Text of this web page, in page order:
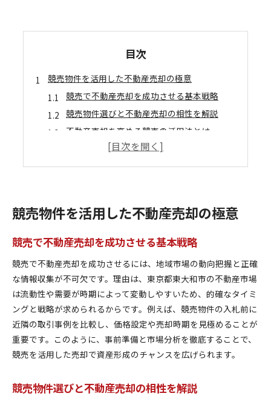
目次
競売物件を活用した不動産売却の極意
競売で不動産売却を成功させる基本戦略
競売物件選びと不動産売却の相性を解説
不動産売却を高める競売の活用法とは
競売の仕組みを知り不動産売却力を強化
不動産売却時に役立つ競売のメリット整理
東大和市の競売活用で不動産売却を強化
資産形成に役立つ不動産売却のコツを紹介
競売物件を生かした資産形成の進め方
東大和市での不動産売却を資産運用に活用
競売を活用した資産形成の現実的アプローチ
不動産売却に競売を利用する際の注意点
競売を使った不動産売却のリスクを把握
不動産売却時に競売で失敗しないポイント
競売利用時の不動産売却トラブル回避術
競売物件を活用した不動産売却の極意
競売で不動産売却を成功させる基本戦略
競売で不動産売却を成功させるには、地域市場の動向把握と正確
な情報収集が不可欠です。理由は、東京都東大和市の不動産市場
は流動性や需要が時期によって変動しやすいため、的確なタイミ
ングと戦略が求められるからです。例えば、競売物件の入札前に
近隣の取引事例を比較し、価格設定や売却時期を見極めることが
重要です。このように、事前準備と市場分析を徹底することで、
競売を活用した売却で資産形成のチャンスを広げられます。
競売物件選びと不動産売却の相性を解説